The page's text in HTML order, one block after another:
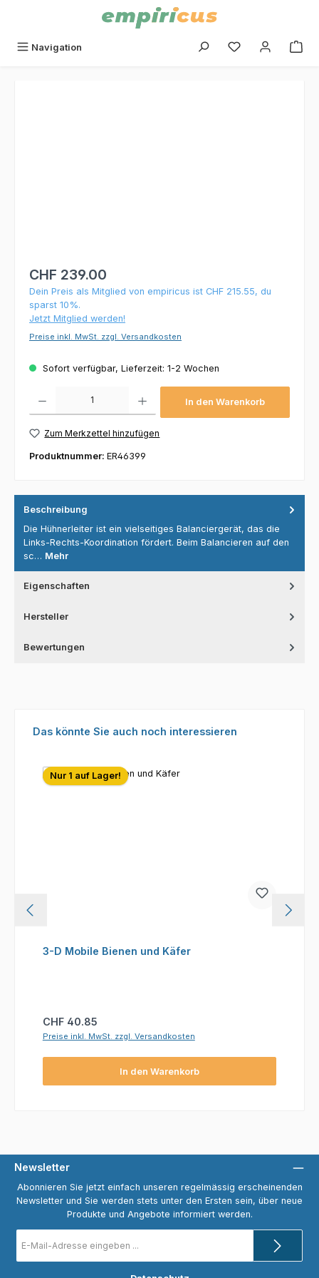
Navigation Du hast 0
CHF 239.00
Dein Preis als Mitglied von empiricus ist CHF 215.55, du
sparst 10%.
Jetzt Mitglied werden!
Preise inkl. MwSt. zzgl. Versandkosten
Sofort verfügbar, Lieferzeit: 1-2 Wochen
In den Warenkorb
Zum Merkzettel hinzufügen
Produktnummer: ER46399
Beschreibung
Die Hühnerleiter ist ein vielseitiges Balanciergerät, das die
Links-Rechts-Koordination fördert. Beim Balancieren auf den
sc… Mehr
Eigenschaften
Hersteller
Bewertungen
Produktgalerie überspringen
Das könnte Sie auch noch interessieren
Nur 1 auf Lager!
3-D Mobile Bienen und Käfer
Regulärer Preis:
CHF 40.85
Preise inkl. MwSt. zzgl. Versandkosten
In den Warenkorb
Newsletter
Abonnieren Sie jetzt einfach unseren regelmässig erscheinenden
Newsletter und Sie werden stets unter den Ersten sein, über neue
Produkte und Angebote informiert werden.
Mail-